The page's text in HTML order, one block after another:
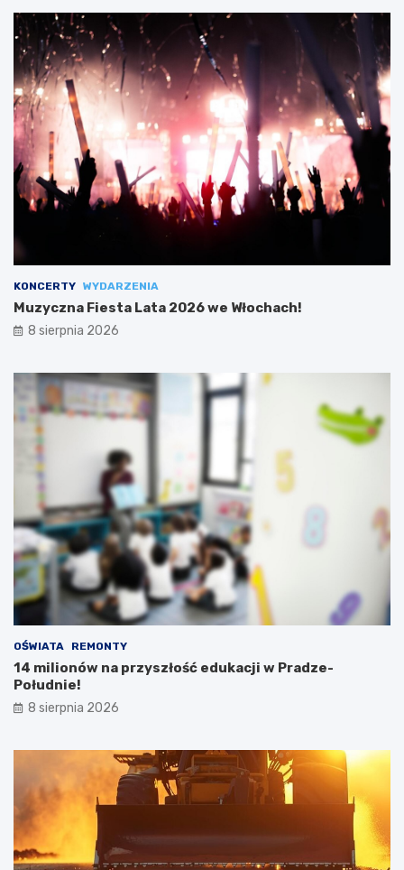
KONCERTY WYDARZENIA
Muzyczna Fiesta Lata 2026 we Włochach!
8 sierpnia 2026
OŚWIATA REMONTY
14 milionów na przyszłość edukacji w Pradze-
Południe!
8 sierpnia 2026